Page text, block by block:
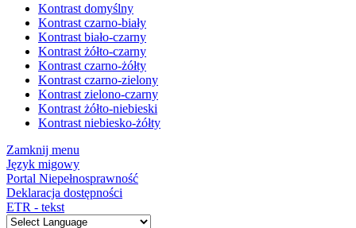
Kontrast domyślny
Kontrast czarno-biały
Kontrast biało-czarny
Kontrast żółto-czarny
Kontrast czarno-żółty
Kontrast czarno-zielony
Kontrast zielono-czarny
Kontrast żółto-niebieski
Kontrast niebiesko-żółty
Zamknij menu
Język migowy
Portal Niepełnosprawność
Deklaracja dostępności
ETR - tekst